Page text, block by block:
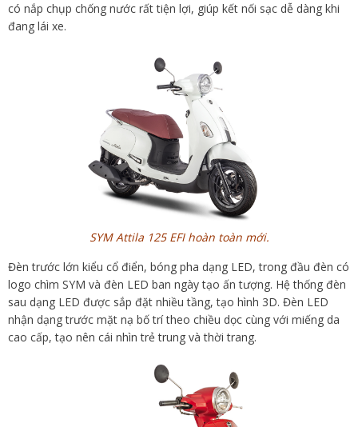
có nắp chụp chống nước rất tiện lợi, giúp kết nối sạc dễ dàng khi
đang lái xe.
SYM Attila 125 EFI hoàn toàn mới.
Đèn trước lớn kiểu cổ điển, bóng pha dạng LED, trong đầu đèn có
logo chìm SYM và đèn LED ban ngày tạo ấn tượng. Hệ thống đèn
sau dạng LED được sắp đặt nhiều tầng, tạo hình 3D. Đèn LED
nhận dạng trước mặt nạ bố trí theo chiều dọc cùng với miếng da
cao cấp, tạo nên cái nhìn trẻ trung và thời trang.